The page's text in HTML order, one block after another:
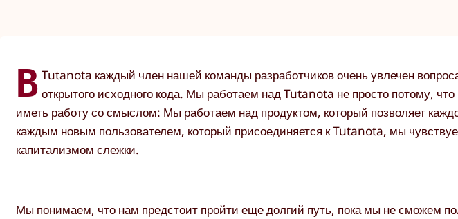
В Tutanota каждый член нашей команды разработчиков очень увлечен
открытого исходного кода. Мы работаем над Tutanota не просто потому,
иметь работу со смыслом: Мы работаем над продуктом, который позволяет
каждым новым пользователем, который присоединяется к Tutanota, мы
капитализмом слежки.
Мы понимаем, что нам предстоит пройти еще долгий путь, пока мы не сможем